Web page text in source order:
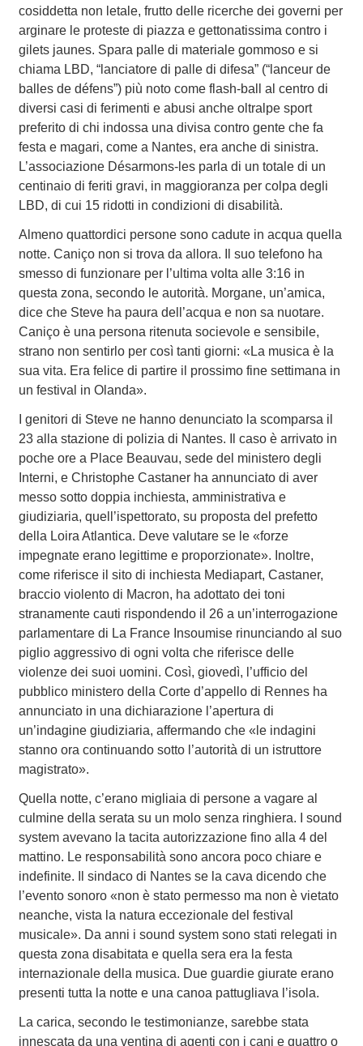
cosiddetta non letale, frutto delle ricerche dei governi per
arginare le proteste di piazza e gettonatissima contro i
gilets jaunes. Spara palle di materiale gommoso e si
chiama LBD, “lanciatore di palle di difesa” (“lanceur de
balles de défens”) più noto come flash-ball al centro di
diversi casi di ferimenti e abusi anche oltralpe sport
preferito di chi indossa una divisa contro gente che fa
festa e magari, come a Nantes, era anche di sinistra.
L’associazione Désarmons-les parla di un totale di un
centinaio di feriti gravi, in maggioranza per colpa degli
LBD, di cui 15 ridotti in condizioni di disabilità.
Almeno quattordici persone sono cadute in acqua quella
notte. Caniço non si trova da allora. Il suo telefono ha
smesso di funzionare per l’ultima volta alle 3:16 in
questa zona, secondo le autorità. Morgane, un’amica,
dice che Steve ha paura dell’acqua e non sa nuotare.
Caniço è una persona ritenuta socievole e sensibile,
strano non sentirlo per così tanti giorni: «La musica è la
sua vita. Era felice di partire il prossimo fine settimana in
un festival in Olanda».
I genitori di Steve ne hanno denunciato la scomparsa il
23 alla stazione di polizia di Nantes. Il caso è arrivato in
poche ore a Place Beauvau, sede del ministero degli
Interni, e Christophe Castaner ha annunciato di aver
messo sotto doppia inchiesta, amministrativa e
giudiziaria, quell’ispettorato, su proposta del prefetto
della Loira Atlantica. Deve valutare se le «forze
impegnate erano legittime e proporzionate». Inoltre,
come riferisce il sito di inchiesta Mediapart, Castaner,
braccio violento di Macron, ha adottato dei toni
stranamente cauti rispondendo il 26 a un’interrogazione
parlamentare di La France Insoumise rinunciando al suo
piglio aggressivo di ogni volta che riferisce delle
violenze dei suoi uomini. Così, giovedì, l’ufficio del
pubblico ministero della Corte d’appello di Rennes ha
annunciato in una dichiarazione l’apertura di
un’indagine giudiziaria, affermando che «le indagini
stanno ora continuando sotto l’autorità di un istruttore
magistrato».
Quella notte, c’erano migliaia di persone a vagare al
culmine della serata su un molo senza ringhiera. I sound
system avevano la tacita autorizzazione fino alla 4 del
mattino. Le responsabilità sono ancora poco chiare e
indefinite. Il sindaco di Nantes se la cava dicendo che
l’evento sonoro «non è stato permesso ma non è vietato
neanche, vista la natura eccezionale del festival
musicale». Da anni i sound system sono stati relegati in
questa zona disabitata e quella sera era la festa
internazionale della musica. Due guardie giurate erano
presenti tutta la notte e una canoa pattugliava l’isola.
La carica, secondo le testimonianze, sarebbe stata
innescata da una ventina di agenti con i cani e quattro o